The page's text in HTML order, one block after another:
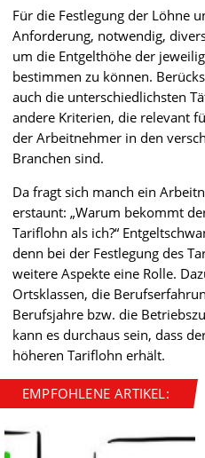
Für die Festlegung der Löhne
Anforderung, notwendig,
um die Entgelthöhe der
bestimmen zu können.
auch die unterschiedlichsten
andere Kriterien, die relevant
der Arbeitnehmer in den
Branchen sind.
Da fragt sich manch ein
erstaunt: „Warum bekommt
Tariflohn als ich?“
denn bei der Festlegung des
weitere Aspekte eine Rolle.
Ortsklassen, die
Berufsjahre bzw. die
kann es durchaus sein, dass
höheren Tariflohn erhält.
EMPFOHLENE ARTIKEL: